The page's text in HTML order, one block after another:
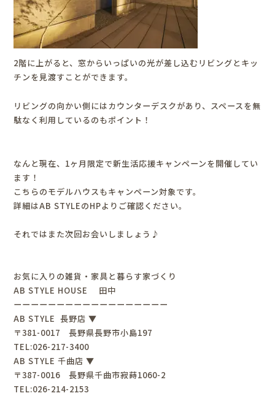
2階に上がると、窓からいっぱいの光が差し込むリビングとキッ
チンを見渡すことができます。
リビングの向かい側にはカウンターデスクがあり、スペースを無
駄なく利用しているのもポイント！
なんと現在、1ヶ月限定で新生活応援キャンペーンを開催してい
ます！
こちらのモデルハウスもキャンペーン対象です。
詳細はAB STYLEのHPよりご確認ください。
それではまた次回お会いしましょう♪
お気に入りの雑貨・家具と暮らす家づくり
AB STYLE HOUSE 田中
ーーーーーーーーーーーーーーーーーー
AB STYLE 長野店 ▼
〒381-0017 長野県長野市小島197
TEL:026-217-3400
AB STYLE 千曲店 ▼
〒387-0016 長野県千曲市寂蒔1060-2
TEL:026-214-2153